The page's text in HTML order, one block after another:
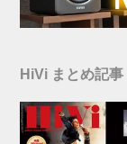
HiVi まとめ記事